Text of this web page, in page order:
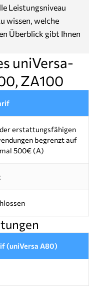
Leistungsniveau
wissen, welche
Überblick gibt Ihnen
uniVersa-
ZA100
erstattungsfähigen
begrenzt auf
500€ (A)
(uniVersa A80)